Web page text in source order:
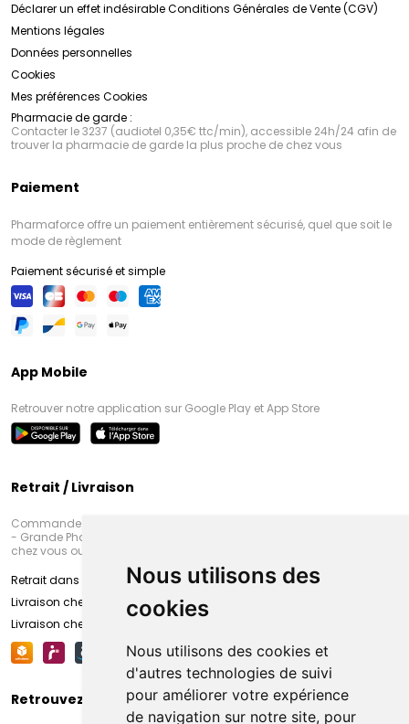
Nous utilisons des
cookies
Nous utilisons des cookies et
d'autres technologies de suivi
pour améliorer votre expérience
de navigation sur notre site, pour
Déclarer un effet indésirableConditions Générales de Vente (CGV)
Mentions légales
Données personnelles
Cookies
Mes préférences Cookies
Pharmacie de garde :
Contacter le 3237 (audiotel 0,35€ ttc/min), accessible 24h/24 afin de
trouver la pharmacie de garde la plus proche de chez vous
Paiement
Pharmaforce offre un paiement entièrement sécurisé, quel que soit le
mode de règlement
Paiement sécurisé et simple
App Mobile
Retrouver notre application sur Google Play et App Store
Retrait / Livraison
Commandez en ligne et venez chercher votre commande à Amiens
- Grande Pharmacie d’Amiens (Fachon) ou recevez-là rapidement
chez vous ou en point retrait
Retrait dans la pharmacie d’Amiens
Livraison chez vous
Livraison chez votre commerçant
Retrouvez-nous sur vos réseaux sociaux